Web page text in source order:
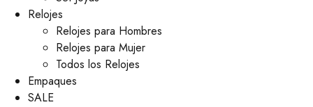
Relojes
Relojes para Hombres
Relojes para Mujer
Todos los Relojes
Empaques
SALE